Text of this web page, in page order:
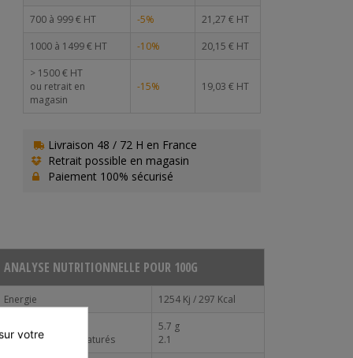
700 à 999 € HT
-5%
21,27 € HT
1000 à 1499 € HT
-10%
20,15 € HT
> 1500 € HT
ou retrait en
magasin
-15% 19,03 € HT
Livraison 48 / 72 H en France
Retrait possible en magasin
Paiement 100% sécurisé
ANALYSE NUTRITIONNELLE POUR 100G
Energie
1254 Kj / 297 Kcal
Dont acides gras saturés
5.7 g
2.1
votre